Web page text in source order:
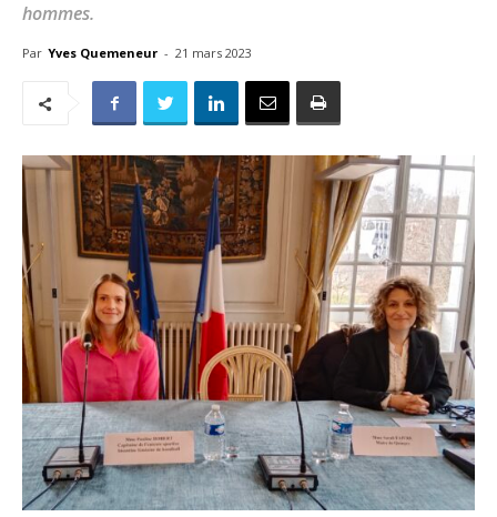
hommes.
Par Yves Quemeneur - 21 mars 2023